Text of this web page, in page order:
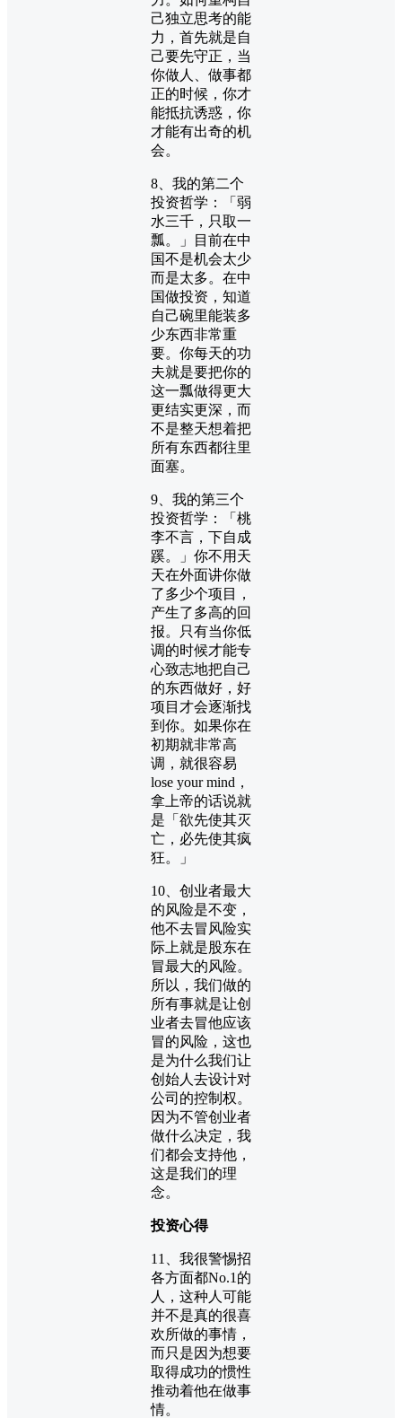
己独立思考的能
力，首先就是自
己要先守正，当
你做人、做事都
正的时候，你才
能抵抗诱惑，你
才能有出奇的机
会。
8、我的第二个
投资哲学：「弱
水三千，只取一
瓢。」目前在中
国不是机会太少
而是太多。在中
国做投资，知道
自己碗里能装多
少东西非常重
要。你每天的功
夫就是要把你的
这一瓢做得更大
更结实更深，而
不是整天想着把
所有东西都往里
面塞。
9、我的第三个
投资哲学：「桃
李不言，下自成
蹊。」你不用天
天在外面讲你做
了多少个项目，
产生了多高的回
报。只有当你低
调的时候才能专
心致志地把自己
的东西做好，好
项目才会逐渐找
到你。如果你在
初期就非常高
调，就很容易
lose your mind，
拿上帝的话说就
是「欲先使其灭
亡，必先使其疯
狂。」
10、创业者最大
的风险是不变，
他不去冒风险实
际上就是股东在
冒最大的风险。
所以，我们做的
所有事就是让创
业者去冒他应该
冒的风险，这也
是为什么我们让
创始人去设计对
公司的控制权。
因为不管创业者
做什么决定，我
们都会支持他，
这是我们的理
念。
投资心得
11、我很警惕招
各方面都No.1的
人，这种人可能
并不是真的很喜
欢所做的事情，
而只是因为想要
取得成功的惯性
推动着他在做事
情。